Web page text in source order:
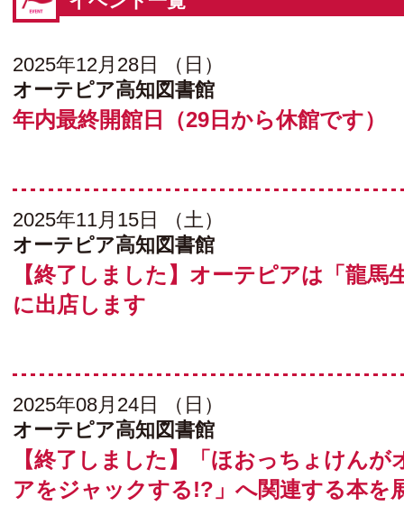
2025年12月28日 （日）
オーテピア高知図書館
年内最終開館日（29日から休館です）
2025年11月15日 （土）
オーテピア高知図書館
【終了しました】オーテピアは「龍馬
に出店します
2025年08月24日 （日）
オーテピア高知図書館
【終了しました】「ほおっちょけんが
アをジャックする!?」へ関連する本を